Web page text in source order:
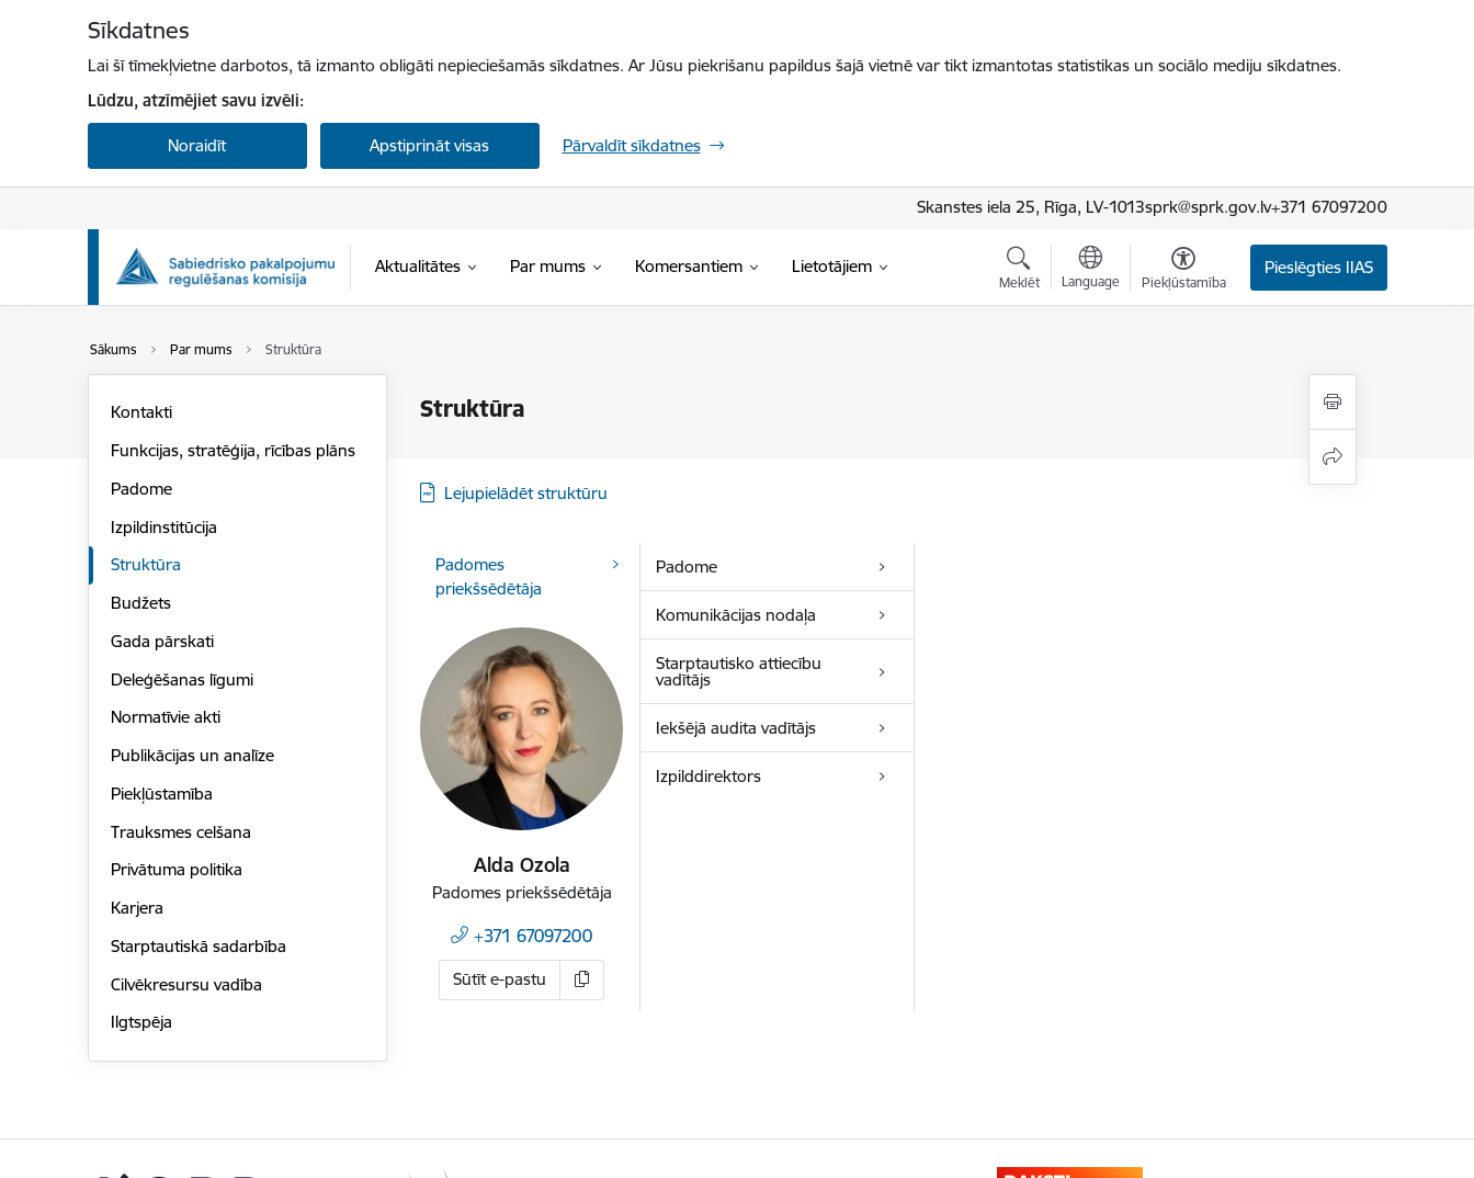
Sīkdatnes
Lai šī tīmekļvietne darbotos, tā izmanto obligāti nepieciešamās sīkdatnes. Ar Jūsu piekrišanu papildus šajā vietnē var tikt izmantotas statistikas un sociālo mediju sīkdatnes.
Lūdzu, atzīmējiet savu izvēli:
Noraidīt Apstiprināt visas Pārvaldīt sīkdatnes
Skanstes iela 25, Rīga, LV-1013sprk@sprk.gov.lv+371 67097200
Aktualitātes Par mums Komersantiem Lietotājiem
Meklēt Language Piekļūstamība
Pieslēgties IIAS
Sākums Par mums Struktūra
Struktūra
Kontakti
Funkcijas, stratēģija, rīcības plāns
Padome
Izpildinstitūcija
Struktūra
Budžets
Gada pārskati
Deleģēšanas līgumi
Normatīvie akti
Publikācijas un analīze
Piekļūstamība
Trauksmes celšana
Privātuma politika
Karjera
Starptautiskā sadarbība
Cilvēkresursu vadība
Ilgtspēja
Lejupielādēt struktūru
Padomes
priekšsēdētāja
Alda Ozola
Padomes priekšsēdētāja
+371 67097200
Sūtīt e-pastu
Padome
Komunikācijas nodaļa
Starptautisko attiecību
vadītājs
Iekšējā audita vadītājs
Izpilddirektors